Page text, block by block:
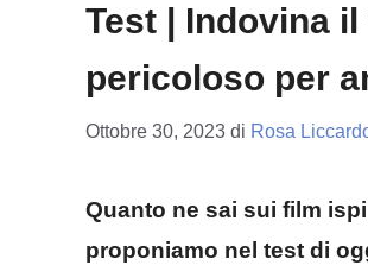
Test | Indovina
pericoloso per
Ottobre 30, 2023 di Rosa
Quanto ne sai sui film
proponiamo nel test di